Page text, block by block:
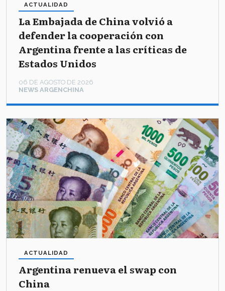
La Embajada de China volvió a
defender la cooperación con
Argentina frente a las críticas de
Estados Unidos
NEWS ARGENCHINA
ACTUALIDAD
06 DE AGOSTO DE 2026
Argentina renueva el swap con
China
ACTUALIDAD